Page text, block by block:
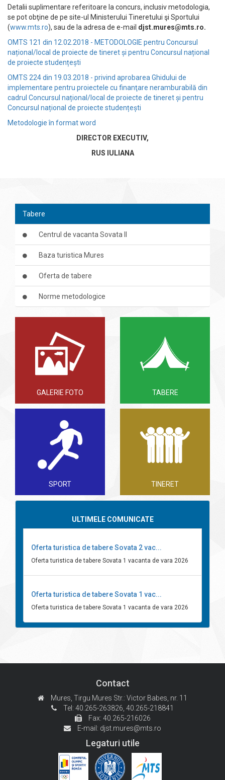
Detalii suplimentare referitoare la concurs, inclusiv metodologia,
se pot obţine de pe site-ul Ministerului Tineretului şi Sportului
(www.mts.ro), sau de la adresa de e-mail djst.mures@mts.ro.
OMTS 121 din 12.02.2018 - METODOLOGIE pentru Concursul
național/local de proiecte de tineret și pentru Concursul național
de proiecte studențești
OMTS 224 din 19.03.2018 - privind aprobarea Ghidului de
implementare pentru proiectele cu finanţare neramburabilă din
cadrul Concursul național/local de proiecte de tineret și pentru
Concursul național de proiecte studențești
Metodologie în format word
DIRECTOR EXECUTIV,
RUS IULIANA
Tabere
Centrul de vacanta Sovata II
Baza turistica Mures
Oferta de tabere
Norme metodologice
GALERIE FOTO TABERE
SPORT TINERET
ULTIMELE COMUNICATE
Oferta turistica de tabere Sovata 2 vac...
Oferta turistica de tabere Sovata 1 vacanta de vara 2026
Oferta turistica de tabere Sovata 1 vac...
Oferta turistica de tabere Sovata 1 vacanta de vara 2026
Contact
Mures, Tirgu Mures Str.: Victor Babes, nr. 11
Tel: 40.265-263826, 40.265-218841
Fax: 40.265-216026
E-mail: djst.mures@mts.ro
Legaturi utile